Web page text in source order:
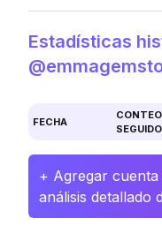
Estadísticas
FECHA
+ Agregar
análisis detallado